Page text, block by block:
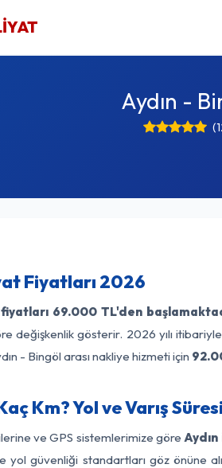
Aydın -
Fiyatları 2026
69.000 TL'den
değişkenlik gösterir. 2026 yılı
- Bingöl arası nakliye hizmeti için
Km? Yol ve Varış Süresi
ve GPS sistemlerimize göre
ve yol güvenliği standartları göz